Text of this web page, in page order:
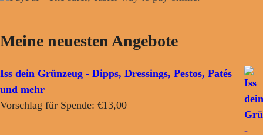
Meine neuesten Angebote
Iss dein Grünzeug - Dipps, Dressings, Pestos, Patés
und mehr
Vorschlag für Spende: €13,00